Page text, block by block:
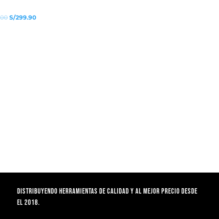
El
S/299.90El
Distribuyendo herramientas de calidad y al mejor precio desde
el 2018.